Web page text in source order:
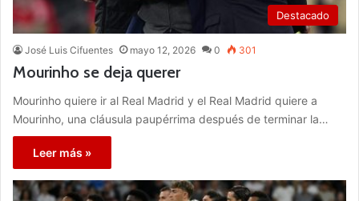
Destacado
José Luis Cifuentes mayo 12, 2026 0 301
Mourinho se deja querer
Mourinho quiere ir al Real Madrid y el Real Madrid quiere a
Mourinho, una cláusula paupérrima después de terminar la…
Leer más »